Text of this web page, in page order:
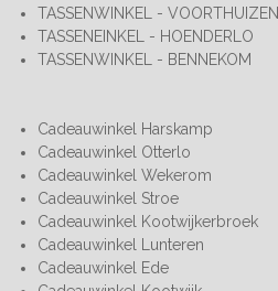
TASSENWINKEL - VOORTHUIZEN
TASSENEINKEL - HOENDERLO
TASSENWINKEL - BENNEKOM
Cadeauwinkel Harskamp
Cadeauwinkel Otterlo
Cadeauwinkel Wekerom
Cadeauwinkel Stroe
Cadeauwinkel Kootwijkerbroek
Cadeauwinkel Lunteren
Cadeauwinkel Ede